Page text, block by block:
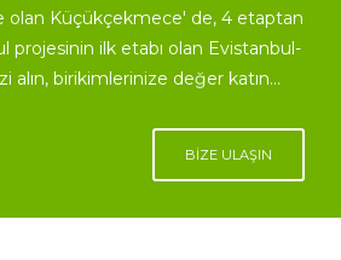
olan Küçükçekmece' de, 4 etaptan
projesinin ilk etabı olan Evistanbul-
alın, birikimlerinize değer katın...
BIZE ULAŞIN